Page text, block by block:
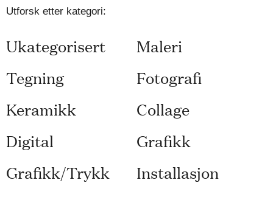
Utforsk etter kategori:
Ukategorisert
Maleri
Tegning
Fotografi
Keramikk
Collage
Digital
Grafikk
Grafikk/Trykk
Installasjon